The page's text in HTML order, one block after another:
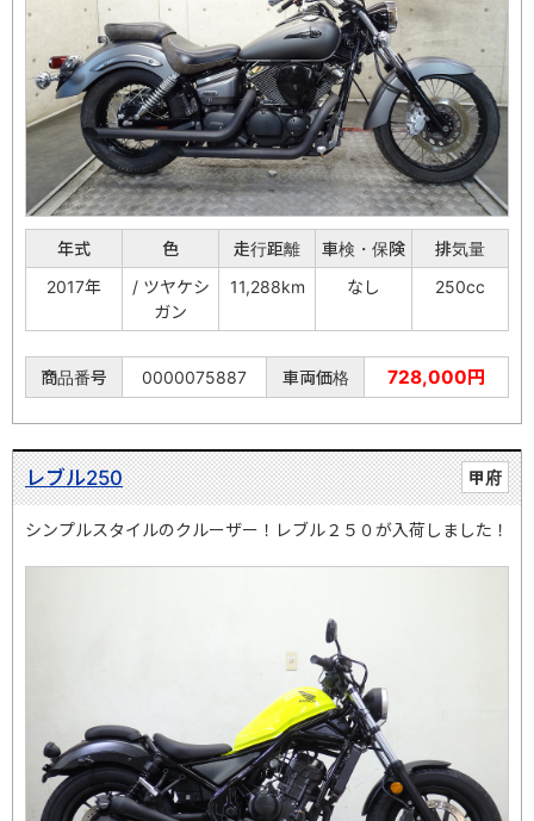
年式 色 走行距離 車検・保険
排気量
2017年
/ ツヤケシ
ガン
11,288km なし 250cc
商品番号 0000075887 車両価格 728,000円
甲府
レブル250
シンプルスタイルのクルーザー！レブル２５０が入荷しました！